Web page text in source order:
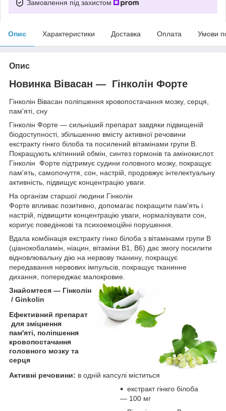
Замовлення під захистом
Опис Характеристики Доставка Оплата Умови
Опис
Новинка Вівасан — Гінколін Форте
Гінколін Вівасан поліпшення кровопостачання мозку, серця,
пам'яті, сну
Гінколін Форте — сильніший препарат завдяки підвищеній
біодоступності, збільшенню вмісту активної речовини
екстракту гінкго білоба та посилений вітамінами групи В.
Покращують клітинний обмін, синтез гормонів та амінокислот.
Гінколін Форте підтримує судини головного мозку, покращує
пам'ять, самопочуття, сон, настрій, продовжує інтелектуальну
активність, підвищує концентрацію уваги.
На організм старшої людини Гінколін
Форте впливає позитивно, допомагає покращити пам'ять і
настрій, підвищити концентрацію уваги, нормалізувати сон,
коригує поведінкові та психоемоційні порушення.
Вдала комбінація екстракту гінко білоба з вітамінами групи B
(ціанокобаламін, ніацин, вітаміни В1, В6) дає змогу посилити
відновлювальну дію на нервову тканину, покращує
передавання нервових імпульсів, покращує тканинне
дихання, попереджає малокровие.
Знайомтеся — Гінколін
/ Ginkolin
Ефективний препарат
для зміцнення
пам'яті, поліпшення
кровопостачання
головного мозку та
серця
Активні речовини: в одній капсулі міститься
екстракт гінкго білоба
— 100 мг